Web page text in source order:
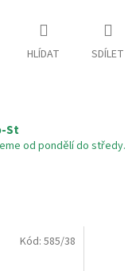
HLÍDAT SDÍLET
St
od pondělí do středy.
Kód: 585/38